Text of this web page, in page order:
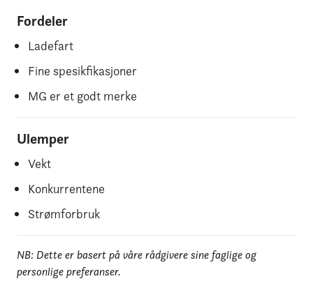
Fordeler
Ladefart
Fine spesikfikasjoner
MG er et godt merke
Ulemper
Vekt
Konkurrentene
Strømforbruk
NB: Dette er basert på våre rådgivere sine faglige og
personlige preferanser.